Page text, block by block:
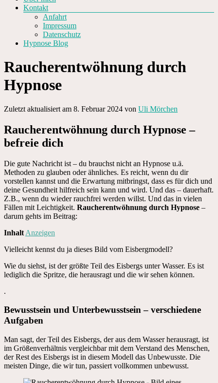
Kontakt
Anfahrt
Impressum
Datenschutz
Hypnose Blog
Raucherentwöhnung durch
Hypnose
Zuletzt aktualisiert am 8. Februar 2024 von Uli Mörchen
Raucherentwöhnung durch Hypnose –
befreie dich
Die gute Nachricht ist – du brauchst nicht an Hypnose u.ä.
Methoden zu glauben oder ähnliches. Es reicht, wenn du dir
vorstellen kannst und die Erwartung mitbringst, dass es für dich und
deine Gesundheit hilfreich sein kann und wird. Und das – dauerhaft.
Z.B., wenn du wieder rauchfrei werden willst. Und das in vielen
Fällen mit Leichtigkeit. Raucherentwöhnung durch Hypnose –
darum gehts im Beitrag:
Inhalt Anzeigen
Vielleicht kennst du ja dieses Bild vom Eisbergmodell?
Wie du siehst, ist der größte Teil des Eisbergs unter Wasser. Es ist
lediglich die Spritze, die herausragt und die wir sehen können.
.
Bewusstsein und Unterbewusstsein – verschiedene
Aufgaben
Man sagt, der Teil des Eisbergs, der aus dem Wasser herausragt, ist
im Größenverhältnis vergleichbar mit dem Verstand des Menschen,
der Rest des Eisbergs ist in diesem Modell das Unbewusste. Die
meisten Dinge, die wir tun, passiert vollkommen unbewusst.